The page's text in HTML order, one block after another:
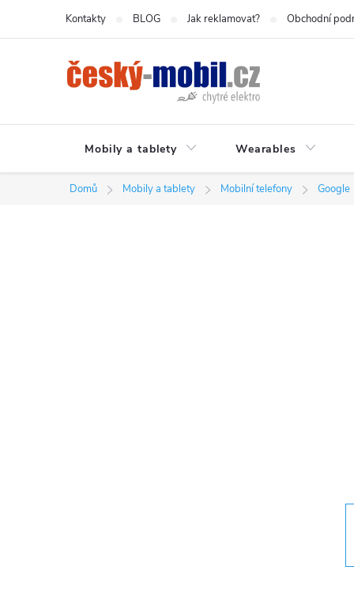
Kontakty BLOG Jak reklamovat? Obchodní
Mobily a tablety Wearables
Domů Mobily a tablety Mobilní telefony Google